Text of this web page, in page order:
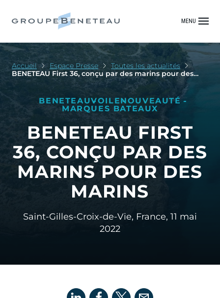
MENU
Accueil Espace Presse
Toutes les actualités
BENETEAU First 36, conçu par des marins pour des
marins
BENETEAUVOILENOUVEAUTÉ
MARQUES BATEAUX
BENETEAU FIRST
36, CONÇU PAR DES
MARINS POUR DES
MARINS
Saint-Gilles-Croix-de-Vie, France, 11 mai
2022